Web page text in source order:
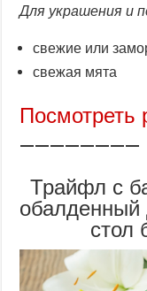
Для украшения и
свежие или
свежая мята
Посмотреть
————————
Трайфл с
обалденный
стол